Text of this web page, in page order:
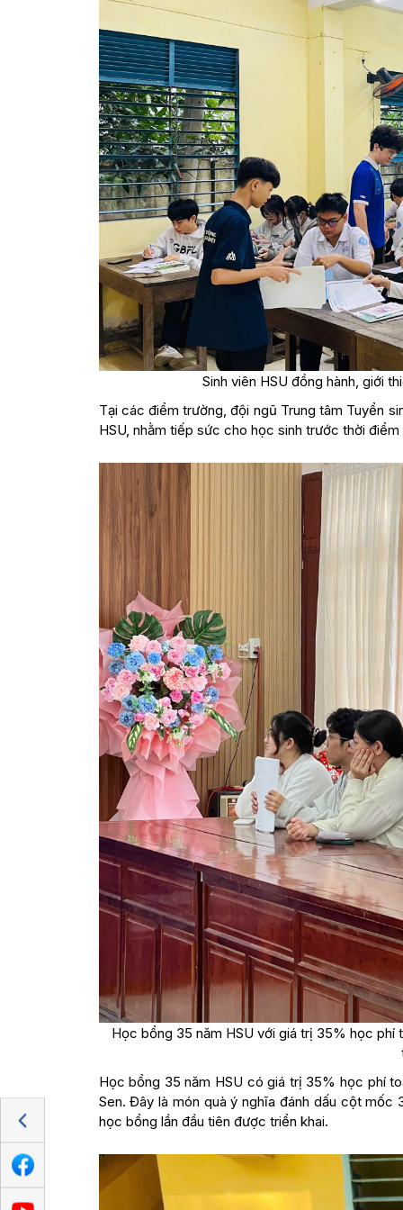
Sinh viên HSU đồng hành, giới
Tại các điểm trường, đội ngũ Trung tâm Tuyển
HSU, nhằm tiếp sức cho học sinh trước thời
Học bổng 35 năm HSU với giá trị 35% học phí
Học bổng 35 năm HSU có giá trị 35% học phí
Sen. Đây là món quà ý nghĩa đánh dấu cột mốc
học bổng lần đầu tiên được triển khai.